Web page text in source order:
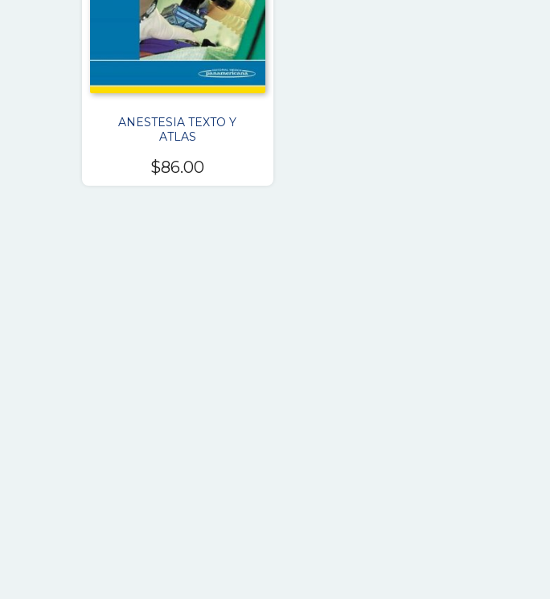
ANESTESIA TEXTO Y
ATLAS
$86.00